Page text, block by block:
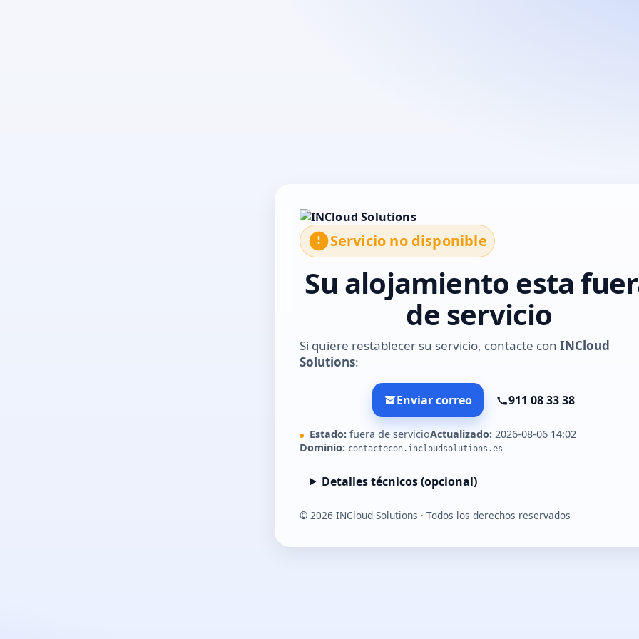
Servicio no disponible
Su alojamiento esta
de servicio
Si quiere restablecer su servicio, contacte con INCloud
Solutions:
Enviar correo 911 08 33 38
Estado:fuera de servicioActualizado: 2026-08-06 14:02
Dominio: contactecon.incloudsolutions.es
Detalles técnicos (opcional)
© 2026 INCloud Solutions · Todos los derechos reservados